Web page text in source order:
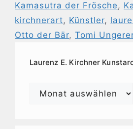
Kamasutra der Frösche,
kirchnerart, Künstler,
Otto der Bär, Tomi
Laurenz E. Kirchner
Laurenz